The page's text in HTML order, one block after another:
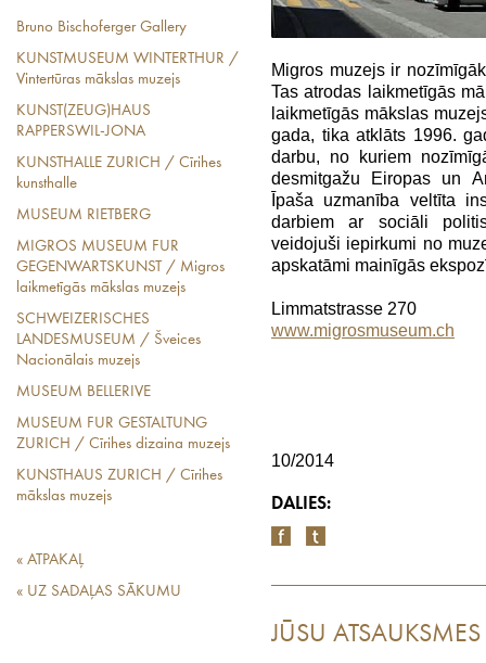
Bruno Bischoferger Gallery
KUNSTMUSEUM WINTERTHUR /
Vintertūras mākslas muzejs
KUNST(ZEUG)HAUS
RAPPERSWIL-JONA
KUNSTHALLE ZURICH / Cīrihes
kunsthalle
MUSEUM RIETBERG
MIGROS MUSEUM FUR
GEGENWARTSKUNST / Migros
laikmetīgās mākslas muzejs
SCHWEIZERISCHES
LANDESMUSEUM / Šveices
Nacionālais muzejs
MUSEUM BELLERIVE
MUSEUM FUR GESTALTUNG
ZURICH / Cīrihes dizaina muzejs
KUNSTHAUS ZURICH / Cīrihes
mākslas muzejs
« ATPAKAĻ
« UZ SADAĻAS SĀKUMU
Migros muzejs ir
Tas atrodas laikmetīgās
laikmetīgās mākslas
gada, tika atklāts 1996.
darbu, no kuriem
desmitgažu Eiropas un
Īpaša uzmanība veltīta
darbiem ar sociāli
veidojuši iepirkumi no
apskatāmi mainīgās
Limmatstrasse 270
www.migrosmuseum.ch
10/2014
DALIES:
JŪSU ATSAUKSMES